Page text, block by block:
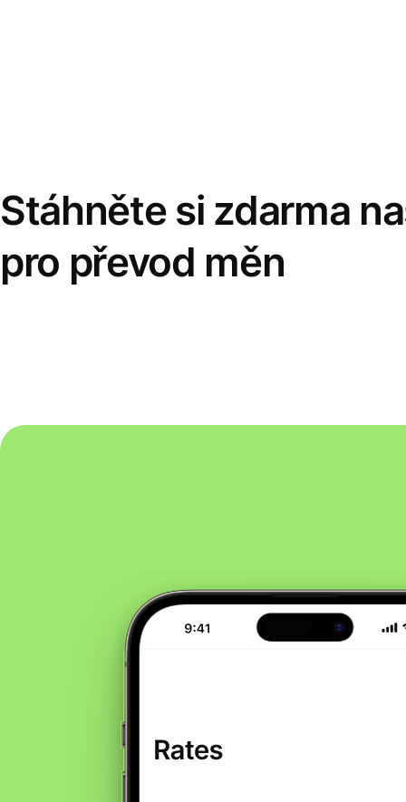
Stáhněte si zdarma
pro převod měn